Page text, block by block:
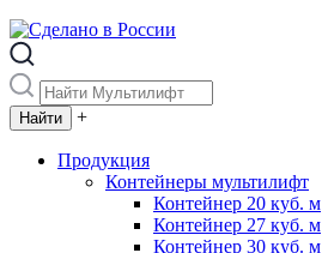
+
Продукция
Контейнеры мультилифт
Контейнер 20 куб. м
Контейнер 27 куб. м
Контейнер 30 куб. м